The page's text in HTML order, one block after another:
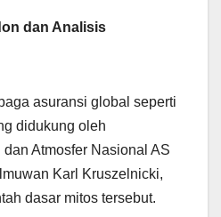
dan Analisis
asuransi global seperti
didukung oleh
Atmosfer Nasional AS
Karl Kruszelnicki,
dasar mitos tersebut.